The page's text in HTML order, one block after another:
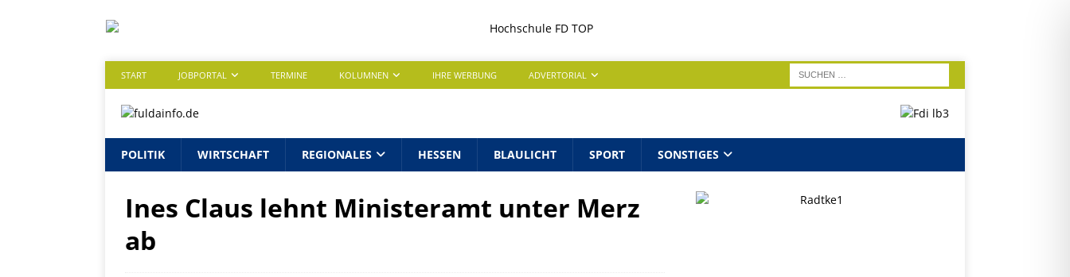
START JOBPORTAL TERMINE KOLUMNEN IHRE WERBUNG ADVERTORIAL
POLITIK WIRTSCHAFT REGIONALES HESSEN BLAULICHT SPORT SONSTIGES
Ines Claus lehnt Ministeramt unter Merz
ab